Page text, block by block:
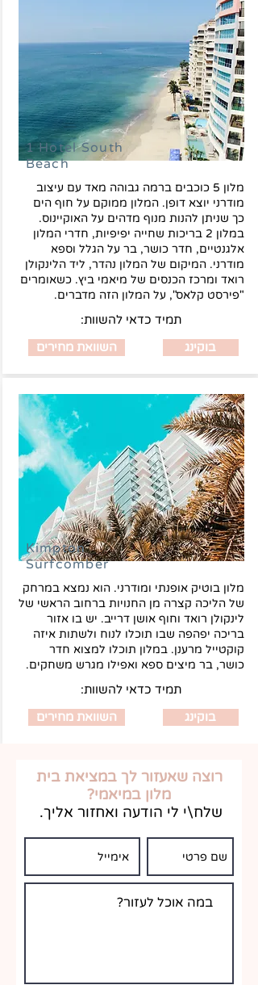
1 Hotel South
Beach
מלון 5 כוכבים ברמה גבוהה מאד עם עיצוב
מודרני יוצא דופן. המלון ממוקם על חוף הים
כך שניתן להנות מנוף מדהים על האוקיינוס.
במלון 2 בריכות שחייה יפיפיות, חדרי המלון
אלגנטיים, חדר כושר, בר על הגלל וספא
מודרני. המיקום של המלון נהדר, ליד הלינקולן
רואד ומרכז הכנסים של מיאמי ביץ. כשאומרים
"פירסט קלאס", על המלון הזה מדברים.
:תמיד כדאי להשוות
השוואת מחירים
בוקינג
Kimpton
Surfcomber
מלון בוטיק אופנתי ומודרני. הוא נמצא במרחק
של הליכה קצרה מן החנויות ברחוב הראשי של
לינקולן רואד וחוף אושן דרייב. יש בו אזור
בריכה יפהפה שבו תוכלו לנוח ולשתות איזה
קוקטייל מרענן. במלון תוכלו למצוא חדר
כושר, בר מיצים ספא ואפילו מגרש משחקים.
:תמיד כדאי להשוות
השוואת מחירים
בוקינג
רוצה שאעזור לך במציאת בית
מלון במיאמי?
שלח\י לי הודעה ואחזור אליך.